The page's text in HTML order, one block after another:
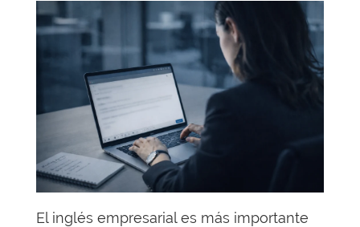
El inglés empresarial es más importante